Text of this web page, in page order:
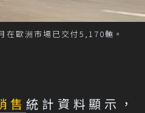
歐洲市場已交付5,170輛。
售統計資料顯示，